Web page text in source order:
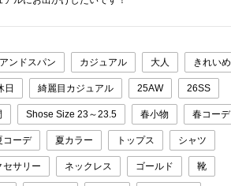
ンドスパン カジュアル 大人 きれいめ
日 綺麗目カジュアル 25AW 26SS
Shose Size 23～23.5 春小物 春コーデ
コーデ 夏カラー トップス シャツ
セサリー ネックレス ゴールド 靴